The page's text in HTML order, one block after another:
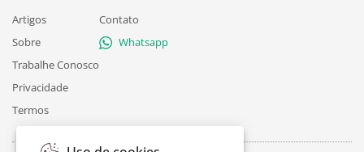
Artigos
Sobre
Trabalhe Conosco
Privacidade
Termos
Contato
Whatsapp